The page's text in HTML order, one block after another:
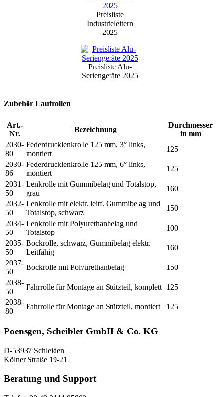
Preisliste
Industrieleitern
2025
Preisliste Alu-
Seriengeräte 2025
Zubehör Laufrollen
Art.-
Nr.
Bezeichnung
Durchmesser
in mm
2030-
80
Federdrucklenkrolle 125 mm, 3° links,
montiert
125
2030-
86
Federdrucklenkrolle 125 mm, 6° links,
montiert
125
2031-
50
Lenkrolle mit Gummibelag und Totalstop,
grau
160
2032-
50
Lenkrolle mit elektr. leitf. Gummibelag und
Totalstop, schwarz
150
2034-
50
Lenkrolle mit Polyurethanbelag und
Totalstop
100
2035-
50
Bockrolle, schwarz, Gummibelag elektr.
Leitfähig
160
2037-
50
Bockrolle mit Polyurethanbelag
150
2038-
50
Fahrrolle für Montage an Stützteil, komplett
125
2038-
80
Fahrrolle für Montage an Stützteil, montiert 125
Poensgen, Scheibler GmbH & Co. KG
D-53937 Schleiden
Kölner Straße 19-21
Beratung und Support